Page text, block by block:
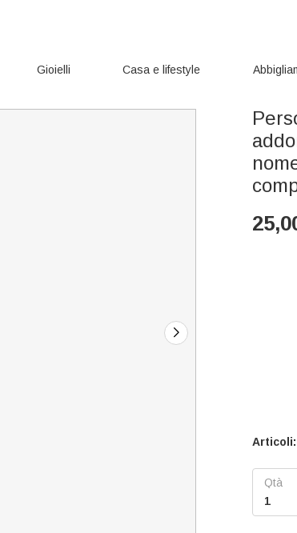
Gioielli Casa e lifestyle
Articoli: